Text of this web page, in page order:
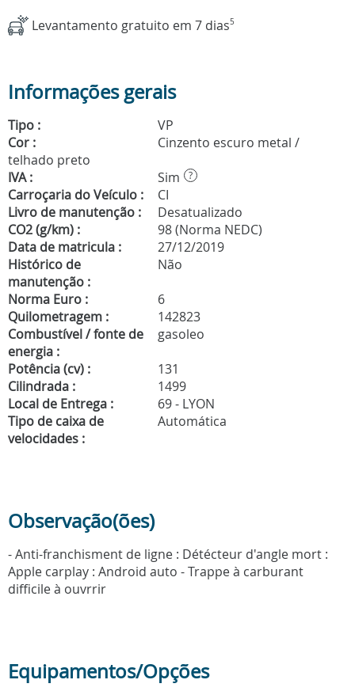
Levantamento gratuito em 7 dias5
Informações gerais
Tipo :
VP
Cor :
Cinzento escuro metal /
telhado preto
IVA :
Sim ?
Carroçaria do Veículo :
CI
Livro de manutenção :
Desatualizado
CO2 (g/km) :
98 (Norma NEDC)
Data de matricula :
27/12/2019
Histórico de
manutenção :
Não
Norma Euro :
6
Quilometragem :
142823
Combustível / fonte de
energia :
gasoleo
Potência (cv) :
131
Cilindrada :
1499
Local de Entrega :
69 - LYON
Tipo de caixa de
velocidades :
Automática
Observação(ões)
- Anti-franchisment de ligne : Détécteur d'angle mort :
Apple carplay : Android auto - Trappe à carburant
difficile à ouvrrir
Equipamentos/Opções